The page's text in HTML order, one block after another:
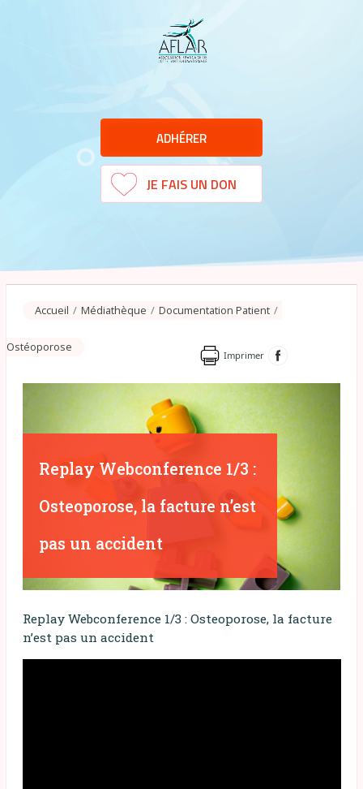
ADHÉRER
JE FAIS UN DON
Accueil / Médiathèque / Documentation Patient /
Ostéoporose
Imprimer
Replay Webconference 1/3 :
Osteoporose, la facture n’est
pas un accident
Replay Webconference 1/3 : Osteoporose, la facture
n’est pas un accident